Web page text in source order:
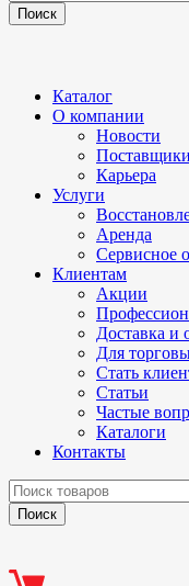
Каталог
О компании
Новости
Карьера
Услуги
Аренда
Сервисное
Клиентам
Акции
Доставка и
Для
Стать
Статьи
Частые
Каталоги
Контакты